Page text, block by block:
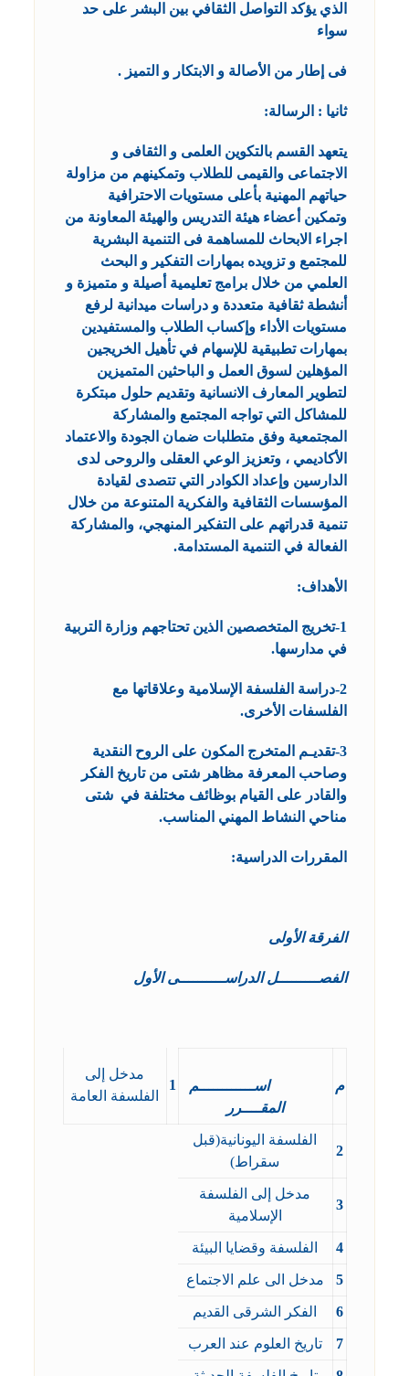
الذي يؤكد التواصل الثقافي بين البشر على حد
سواء
فى إطار من الأصالة و الابتكار و التميز .
ثانيا : الرسالة:
يتعهد القسم بالتكوين العلمى و الثقافى و
الاجتماعى والقيمى للطلاب وتمكينهم من مزاولة
حياتهم المهنية بأعلى مستويات الاحترافية
وتمكين أعضاء هيئة التدريس والهيئة المعاونة من
اجراء الابحاث للمساهمة فى التنمية البشرية
للمجتمع و تزويده بمهارات التفكير و البحث
العلمي من خلال برامج تعليمية أصيلة و متميزة و
أنشطة ثقافية متعددة و دراسات ميدانية لرفع
مستويات الأداء وإكساب الطلاب والمستفيدين
بمهارات تطبيقية للإسهام في تأهيل الخريجين
المؤهلين لسوق العمل و الباحثين المتميزين
لتطوير المعارف الانسانية وتقديم حلول مبتكرة
للمشاكل التي تواجه المجتمع والمشاركة
المجتمعية وفق متطلبات ضمان الجودة والاعتماد
الأكاديمي ، وتعزيز الوعي العقلى والروحى لدى
الدارسين وإعداد الكوادر التي تتصدى لقيادة
المؤسسات الثقافية والفكرية المتنوعة من خلال
تنمية قدراتهم على التفكير المنهجي، والمشاركة
الفعالة في التنمية المستدامة.
الأهداف:
1-تخريج المتخصصين الذين تحتاجهم وزارة التربية
في مدارسها.
2-دراسة الفلسفة الإسلامية وعلاقاتها مع
الفلسفات الأخرى.
3-تقديـم المتخرج المكون على الروح النقدية
وصاحب المعرفة مظاهر شتى من تاريخ الفكر
والقادر على القيام بوظائف مختلفة في شتى
مناحي النشاط المهني المناسب.
المقررات الدراسية:
الفرقة الأولى
الفصـــــــــل الدراســــــــــى الأول
م
اســــــــــــم
المقــــرر
1
مدخل إلى
الفلسفة العامة
2
الفلسفة اليونانية(قبل
سقراط)
3
مدخل إلى الفلسفة
الإسلامية
4 الفلسفة وقضايا البيئة
5 مدخل الى علم الاجتماع
6 الفكر الشرقى القديم
7 تاريخ العلوم عند العرب